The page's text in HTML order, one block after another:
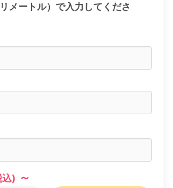
メートル）で入力してくださ
) ～